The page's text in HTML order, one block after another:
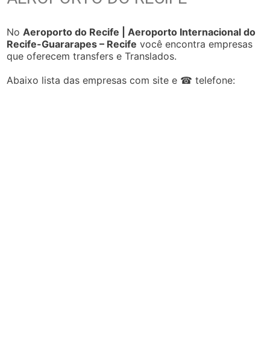
NoAeroporto do Recife | Aeroporto Internacional do
Recife-Guararapes – Recife você encontra empresas
que oferecem transfers e Translados.
Abaixo lista das empresas com site e ☎ telefone: